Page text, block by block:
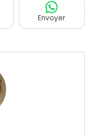
Envoyer